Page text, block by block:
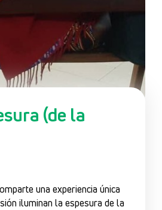
(de la
una experiencia única
iluminan la espesura de la